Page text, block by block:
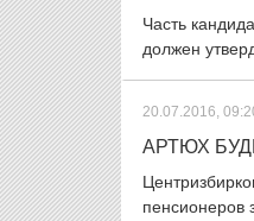
Часть
должен
20.07.2016,
АРТЮХ
пенсионеров